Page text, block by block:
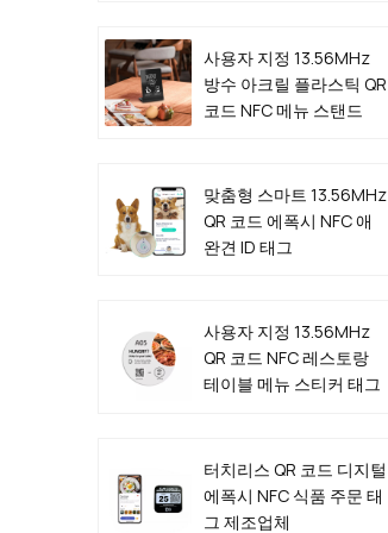
사용자 지정 13.56MHz
방수 아크릴 플라스틱 QR
코드 NFC 메뉴 스탠드
맞춤형 스마트 13.56MHz
QR 코드 에폭시 NFC 애
완견 ID 태그
사용자 지정 13.56MHz
QR 코드 NFC 레스토랑
테이블 메뉴 스티커 태그
터치리스 QR 코드 디지털
에폭시 NFC 식품 주문 태
그 제조업체